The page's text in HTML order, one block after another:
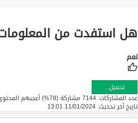
هل استفدت من
تحميل...
عدد المشاركات: 7144 مشاركة (78%) أعجبهم المحتوى
تاريخ أخر تحديث: 11/01/2024 13:01